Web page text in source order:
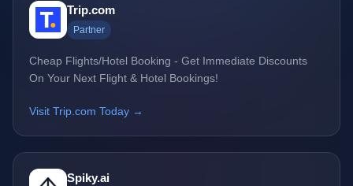
Trip.com
Partner
Cheap Flights/Hotel Booking - Get Immediate Discounts
On Your Next Flight & Hotel Bookings!
Visit Trip.com Today →
Spiky.ai